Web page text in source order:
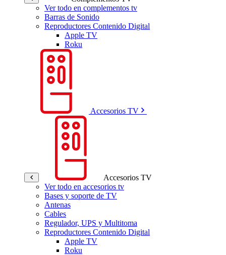
Ver todo en complementos tv
Barras de Sonido
Reproductores Contenido Digital
Apple TV
Roku
Accesorios TV
Accesorios TV
Ver todo en accesorios tv
Bases y soporte de TV
Antenas
Cables
Regulador, UPS y Multitoma
Reproductores Contenido Digital
Apple TV
Roku